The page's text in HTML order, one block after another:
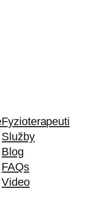
Fyzioterapeuti
Služby
Blog
FAQs
Video